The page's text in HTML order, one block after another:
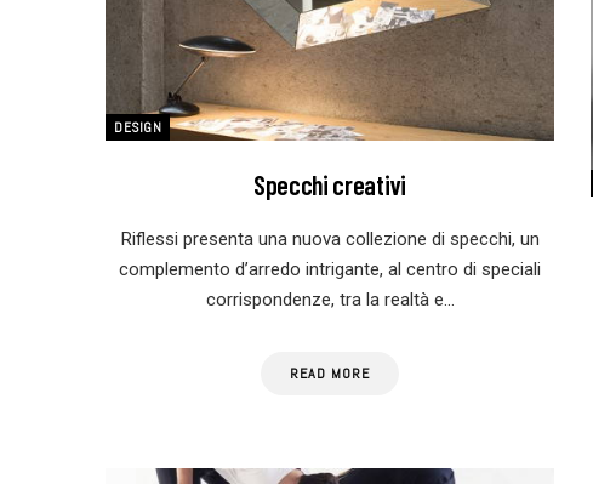
DESIGN
Specchi creativi
Riflessi presenta una nuova collezione di specchi, un
complemento d’arredo intrigante, al centro di speciali
corrispondenze, tra la realtà e…
READ MORE